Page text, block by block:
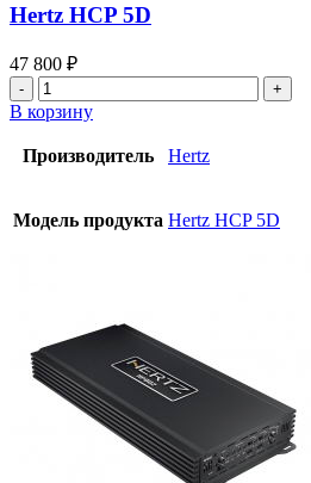
Hertz HCP 5D
47 800 ₽
В корзину
Производитель Hertz
Модель продукта Hertz HCP 5D